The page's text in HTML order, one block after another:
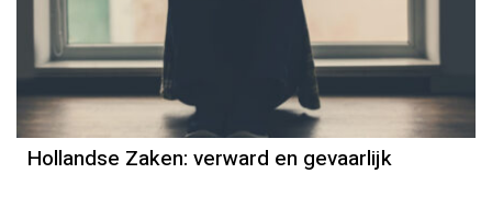
Hollandse Zaken: verward en gevaarlijk